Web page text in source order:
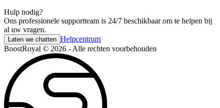
Hulp nodig?
Ons professionele supportteam is 24/7 beschikbaar om te helpen bij
al uw vragen.
Laten we chatten Helpcentrum
BoostRoyal © 2026 - Alle rechten voorbehouden